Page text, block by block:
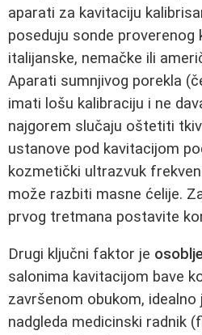
aparati za kavitaciju
poseduju sonde proverenog
italijanske, nemačke ili
Aparati sumnjivog porekla
imati lošu kalibraciju i ne
najgorem slučaju oštetiti
ustanove pod kavitacijom
kozmetički ultrazvuk
može razbiti masne ćelije.
prvog tretmana postavite
Drugi ključni faktor je
salonima kavitacijom bave
završenom obukom, idealno
nadgleda medicinski radnik